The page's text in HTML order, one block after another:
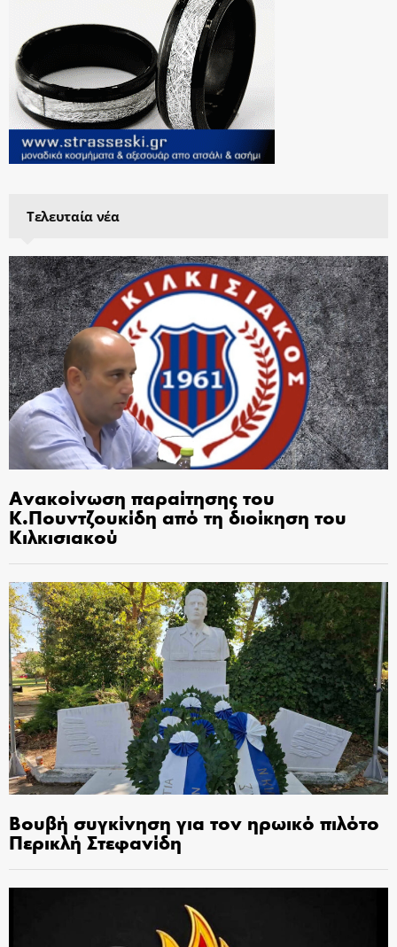
Τελευταία νέα
Ανακοίνωση παραίτησης του
Κ.Πουντζουκίδη από τη διοίκηση του
Κιλκισιακού
Βουβή συγκίνηση για τον ηρωικό πιλότο
Περικλή Στεφανίδη